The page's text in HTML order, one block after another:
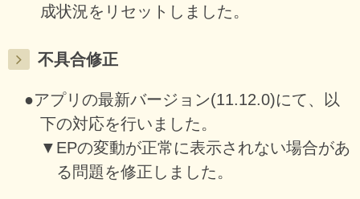
成状況をリセットしました。
不具合修正
●アプリの最新バージョン(11.12.0)にて、以
下の対応を行いました。
▼EPの変動が正常に表示されない場合があ
る問題を修正しました。